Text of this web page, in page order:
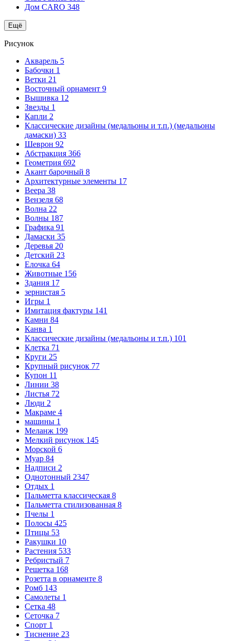
Дом CARO 348
Ещё
Рисунок
Акварель 5
Бабочки 1
Ветки 21
Восточный орнамент 9
Вышивка 12
Звезды 1
Капли 2
Классические дизайны (медальоны и т.п.) (медальоны
дамаски) 33
Шеврон 92
Абстракция 366
Геометрия 692
Акант барочный 8
Архитектурные элементы 17
Веера 38
Вензеля 68
Волна 22
Волны 187
Графика 91
Дамаски 35
Деревья 20
Детский 23
Елочка 64
Животные 156
Здания 17
зернистая 5
Игры 1
Имитация фактуры 141
Камни 84
Канва 1
Классические дизайны (медальоны и т.п.) 101
Клетка 71
Круги 25
Крупный рисунок 77
Купон 11
Линии 38
Листья 72
Люди 2
Макраме 4
машины 1
Меланж 199
Мелкий рисунок 145
Морской 6
Муар 84
Надписи 2
Однотонный 2347
Отдых 1
Пальметта классическая 8
Пальметта стилизованная 8
Пчелы 1
Полосы 425
Птицы 53
Ракушки 10
Растения 533
Ребристый 7
Решетка 168
Розетта в орнаменте 8
Ромб 143
Самолеты 1
Сетка 48
Сеточка 7
Спорт 1
Тиснение 23